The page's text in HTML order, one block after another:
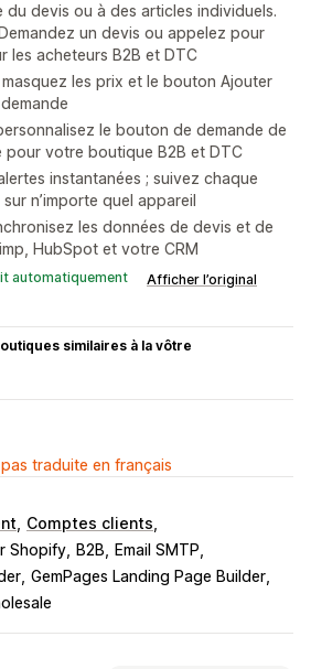
du devis ou à des articles individuels.
un devis ou appelez pour
les acheteurs B2B et DTC
les prix et le bouton Ajouter
le bouton de demande de
pour votre boutique B2B et DTC
instantanées ; suivez chaque
n’importe quel appareil
les données de devis et de
HubSpot et votre CRM
automatiquement Afficher l’original
similaires à la vôtre
traduite en français
Comptes clients
Shopify
B2B
Email SMTP
GemPages Landing Page Builder